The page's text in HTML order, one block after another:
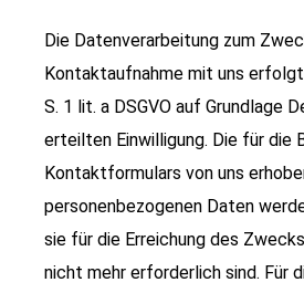
Die Datenverarbeitung zum
Kontaktaufnahme mit uns erfolgt
S. 1 lit. a DSGVO auf Grundlage
erteilten Einwilligung. Die für die
Kontaktformulars von uns
personenbezogenen Daten
sie für die Erreichung des
nicht mehr erforderlich sind. Für